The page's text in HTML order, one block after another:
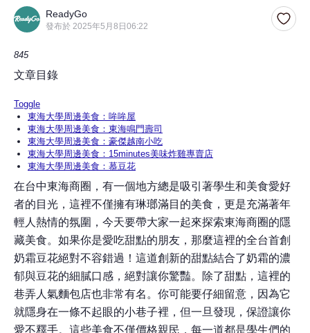
ReadyGo
發布於 2025年5月8日06:22
845
文章目錄
Toggle
東海大學周邊美食：哞哞屋
東海大學周邊美食：東海鳴門壽司
東海大學周邊美食：豪傑越南小吃
東海大學周邊美食：15minutes美味炸雞專賣店
東海大學周邊美食：慕豆花
在台中東海商圈，有一個地方總是吸引著學生和美食愛好
者的目光，這裡不僅擁有琳瑯滿目的美食，更是充滿著年
輕人熱情的氛圍，今天要帶大家一起來探索東海商圈的隱
藏美食。如果你是愛吃甜點的朋友，那麼這裡的全台首創
奶霜豆花絕對不容錯過！這道創新的甜點結合了奶霜的濃
郁與豆花的細膩口感，絕對讓你驚豔。除了甜點，這裡的
巷弄人氣麵包店也非常有名。你可能要仔細留意，因為它
就隱身在一條不起眼的小巷子裡，但一旦發現，保證讓你
愛不釋手。這些美食不僅價格親民，每一道都是學生們的